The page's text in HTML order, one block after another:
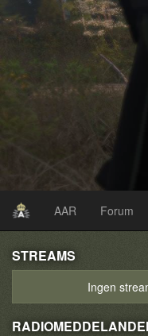
AAR Forum
STREAMS
Ingen